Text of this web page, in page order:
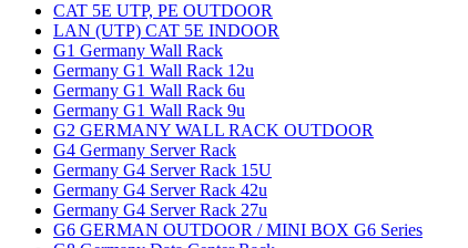
CAT 5E UTP, PE OUTDOOR
LAN (UTP) CAT 5E INDOOR
G1 Germany Wall Rack
Germany G1 Wall Rack 12u
Germany G1 Wall Rack 6u
Germany G1 Wall Rack 9u
G2 GERMANY WALL RACK OUTDOOR
G4 Germany Server Rack
Germany G4 Server Rack 15U
Germany G4 Server Rack 42u
Germany G4 Server Rack 27u
G6 GERMAN OUTDOOR / MINI BOX G6 Series